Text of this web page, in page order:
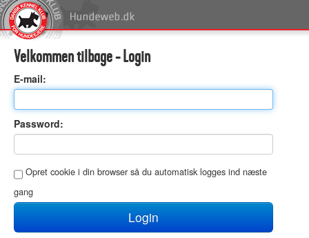
Velkommen tilbage - Login
E-mail:
Password:
Opret cookie i din browser så du automatisk logges ind næste
gang